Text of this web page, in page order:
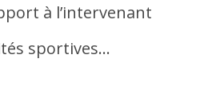
à l’intervenant
sportives…